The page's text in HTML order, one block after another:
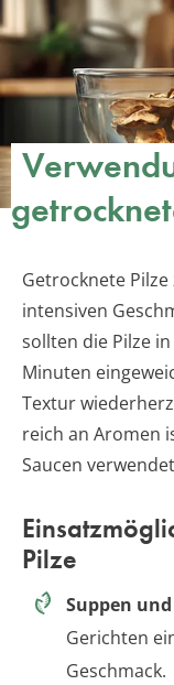
Getrocknete
intensiven
sollten die Pilze
Minuten
Textur
reich an Aromen
Saucen
Pilze
Suppen
Gerichten
Geschmack.